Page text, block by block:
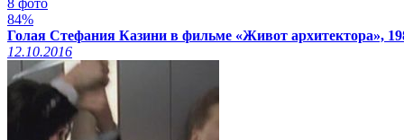
84%
Голая Стефания Казини в фильме «Живот архитектора»,
12.10.2016